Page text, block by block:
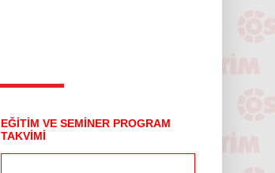
EĞİTİM VE SEMİNER PROGRAM
TAKVİMİ